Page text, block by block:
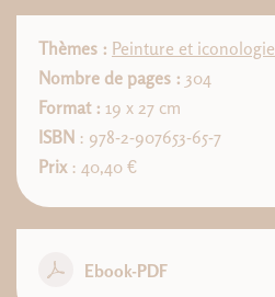
Thèmes : Peinture et iconologie
Nombre de pages : 304
Format : 19 x 27 cm
ISBN : 978-2-907653-65-7
Prix: 40,40 €
Ebook-PDF